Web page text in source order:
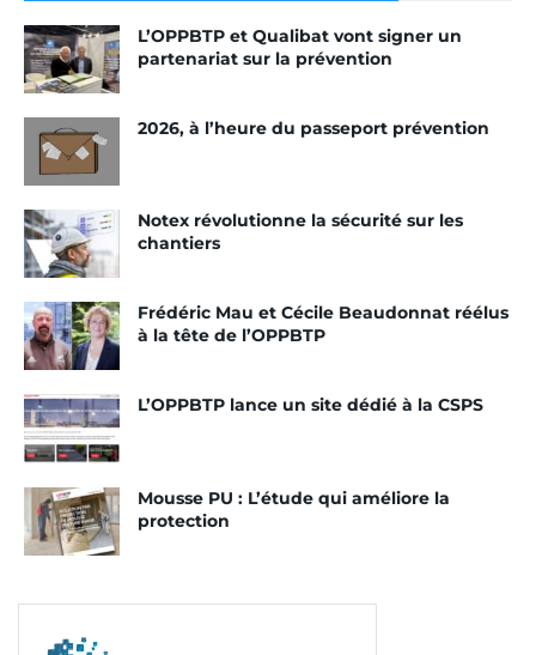
équipements à l’organisation des chantiers, en
passant par la gestion des préconisations
Pour faciliter la consultation, le visiteur peut
effectuer une recherche de sujet par catégorie ou
bien par mot clef, grâce à la barre de recherche.
Par ailleurs, l’équipe de conseillers de
PréventionBTPen direct se tient à disposition
pour répondre à toutes les questions des visiteurs
par mail, à l’adresse
La plate-forme d’entraide est consultable ici [lien :
www.Entraide-COVID19.preventionBTP.fr
Tags: OPPBTP Covid-19 BTP Prévention
L’OPPBTP et Qualibat vont signer un
partenariat sur la prévention
2026, à l’heure du passeport prévention
Notex révolutionne la sécurité sur les
chantiers
Frédéric Mau et Cécile Beaudonnat réélus
à la tête de l’OPPBTP
L’OPPBTP lance un site dédié à la CSPS
Mousse PU : L’étude qui améliore la
protection